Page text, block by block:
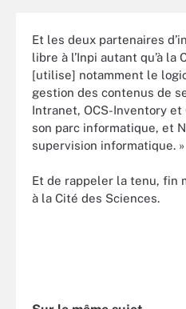
Et les deux partenaires
libre à l’Inpi autant qu’à la
[utilise] notamment le
gestion des contenus de
Intranet, OCS-Inventory et
son parc informatique, et
supervision informatique. »
Et de rappeler la tenu, fin
à la Cité des Sciences.